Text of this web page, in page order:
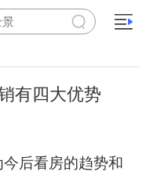
有四大优势
后看房的趋势和